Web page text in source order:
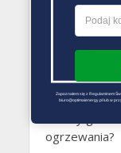
Tańszy
28 kwietnia
Redakcja
Szczególnie
możliwość
ogrzewania?
Zapoznałem się z Regulaminem
biuro@optimalenergy.pl lub w